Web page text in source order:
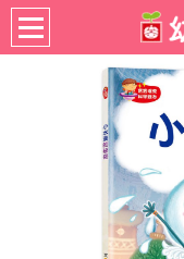
書籍分齡 適用年齡